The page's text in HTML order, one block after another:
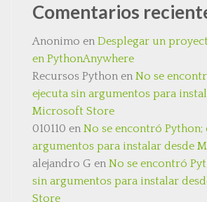
Comentarios
Anonimo en Desplegar un
en PythonAnywhere
Recursos Python en No se
ejecuta sin argumentos para
Microsoft Store
010110 en No se encontró Python;
argumentos para instalar desde
alejandro G en No se encontró
sin argumentos para instalar
Store